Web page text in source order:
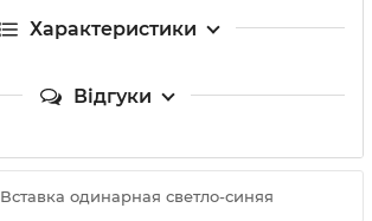
Характеристики
Відгуки
Вставка одинарная светло-синяя